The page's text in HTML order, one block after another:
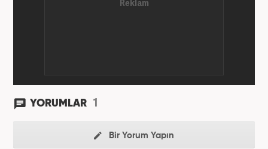
YORUMLAR 1
Bir Yorum Yapın